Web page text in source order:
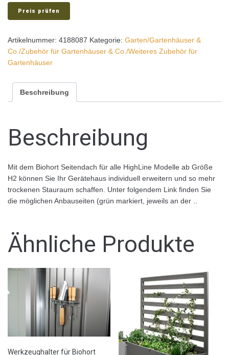
Preis prüfen
Artikelnummer: 4188087 Kategorie: Garten/Gartenhäuser &
Co./Zubehör für Gartenhäuser & Co./Weiteres Zubehör für
Gartenhäuser
Beschreibung
Beschreibung
Mit dem Biohort Seitendach für alle HighLine Modelle ab Größe
H2 können Sie Ihr Gerätehaus individuell erweitern und so mehr
trockenen Stauraum schaffen. Unter folgendem Link finden Sie
die möglichen Anbauseiten (grün markiert, jeweils an der ..
Ähnliche Produkte
Werkzeughalter für Biohort